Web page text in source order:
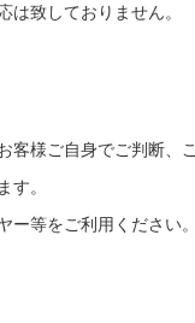
致しておりません。
様ご自身でご判断、
す。
等をご利用ください。